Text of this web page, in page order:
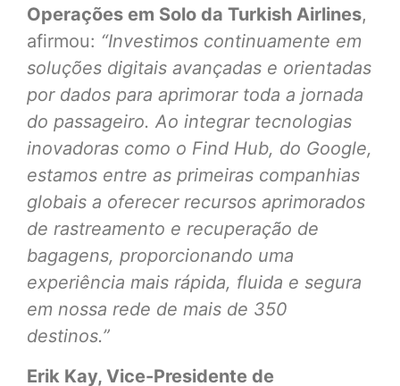
Operações em Solo da Turkish Airlines,
afirmou: “Investimos continuamente em
soluções digitais avançadas e orientadas
por dados para aprimorar toda a jornada
do passageiro. Ao integrar tecnologias
inovadoras como o Find Hub, do Google,
estamos entre as primeiras companhias
globais a oferecer recursos aprimorados
de rastreamento e recuperação de
bagagens, proporcionando uma
experiência mais rápida, fluida e segura
em nossa rede de mais de 350
destinos.”
Erik Kay, Vice-Presidente de